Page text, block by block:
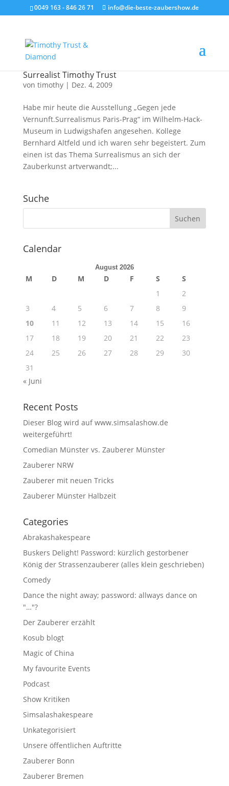
0049 163 - 846 26 71 info@die-beste-zaubershow.de
Surrealist Timothy Trust
von timothy| Dez. 4, 2009
Habe mir heute die Ausstellung „Gegen jede
Vernunft.Surrealismus Paris-Prag“ im Wilhelm-Hack-
Museum in Ludwigshafen angesehen. Kollege
Bernhard Altfeld und ich waren sehr begeistert. Zum
einen ist das Thema Surrealismus an sich der
Zauberkunst artverwandt;...
Suche
Calendar
August 2026
M D M D F S
S
1
2
3
4 5 6 7 8
9
10
11 12 13 14 15
16
17
18 19 20 21 22
23
24
25 26 27 28 29
30
31
« Juni
Recent Posts
Dieser Blog wird auf www.simsalashow.de
weitergeführt!
Comedian Münster vs. Zauberer Münster
Zauberer NRW
Zauberer mit neuen Tricks
Zauberer Münster Halbzeit
Categories
Abrakashakespeare
Buskers Delight! Password: kürzlich gestorbener
König der Strassenzauberer (alles klein geschrieben)
Comedy
Dance the night away; password: allways dance on
"…"?
Der Zauberer erzählt
Kosub blogt
Magic of China
My favourite Events
Podcast
Show Kritiken
Simsalashakespeare
Unkategorisiert
Unsere öffentlichen Auftritte
Zauberer Bonn
Zauberer Bremen